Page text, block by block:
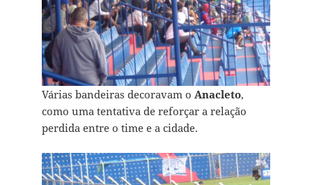
Várias bandeiras decoravam o Anacleto,
como uma tentativa de reforçar a relação
perdida entre o time e a cidade.